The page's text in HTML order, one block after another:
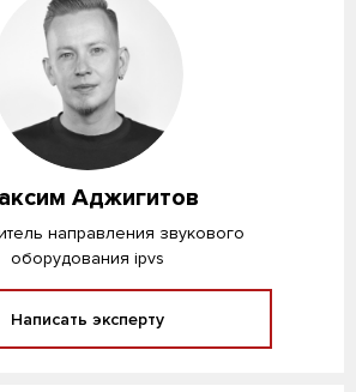
Аджигитов
направления звукового
оборудования ipvs
Написать эксперту